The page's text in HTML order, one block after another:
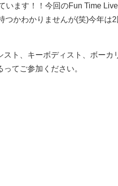
ます！！今回のFun Time
かわかりませんが(笑)今年は
ト、キーボディスト、ボーカ
てご参加ください。